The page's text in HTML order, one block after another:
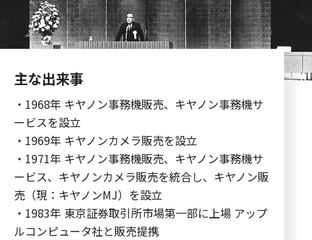
主な出来事
・1968年 キヤノン事務機販売、キヤノン事務機サ
ービスを設立
・1969年 キヤノンカメラ販売を設立
・1971年 キヤノン事務機販売、キヤノン事務機サ
ービス、キヤノンカメラ販売を統合し、キヤノン販
売（現：キヤノンMJ）を設立
・1983年 東京証券取引所市場第一部に上場 アップ
ルコンピュータ社と販売提携